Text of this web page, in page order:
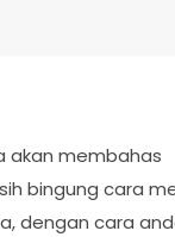
akan membahas
bingung cara
dengan cara